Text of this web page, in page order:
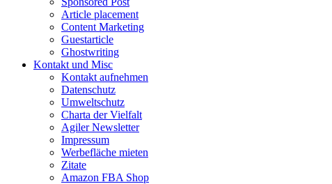
Article placement
Content Marketing
Guestarticle
Ghostwriting
Kontakt und Misc
Kontakt aufnehmen
Datenschutz
Umweltschutz
Charta der Vielfalt
Agiler Newsletter
Impressum
Werbefläche mieten
Zitate
Amazon FBA Shop